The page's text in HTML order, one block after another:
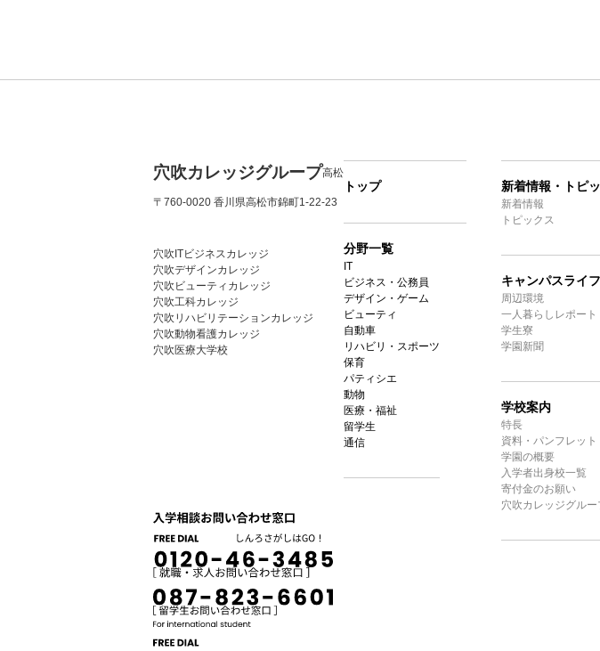
穴吹カレッジグループ高松
〒760-0020 香川県高松市錦町1-22-23
穴吹ITビジネスカレッジ
穴吹デザインカレッジ
穴吹ビューティカレッジ
穴吹工科カレッジ
穴吹リハビリテーションカレッジ
穴吹動物看護カレッジ
穴吹医療大学校
トップ
分野一覧
IT
ビジネス・公務員
デザイン・ゲーム
ビューティ
自動車
リハビリ・スポーツ
保育
パティシエ
動物
医療・福祉
留学生
通信
新着情報・トピ
新着情報
トピックス
キャンパスライフ
周辺環境
一人暮らしレポート
学生寮
学園新聞
学校案内
特長
資料・パンフレット
学園の概要
入学者出身校一覧
寄付金のお願い
穴吹カレッジグルー